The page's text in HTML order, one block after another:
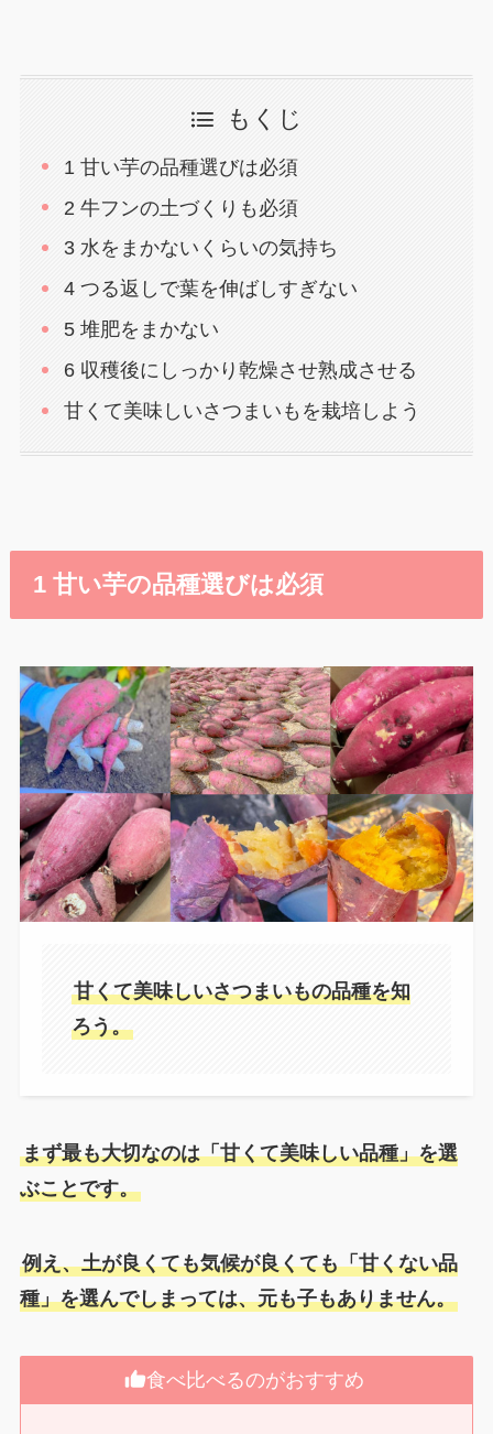
もくじ
1 甘い芋の品種選びは必須
2 牛フンの土づくりも必須
3 水をまかないくらいの気持ち
4 つる返しで葉を伸ばしすぎない
5 堆肥をまかない
6 収穫後にしっかり乾燥させ熟成させる
甘くて美味しいさつまいもを栽培しよう
1 甘い芋の品種選びは必須
甘くて美味しいさつまいもの品種を知
ろう。
まず最も大切なのは「甘くて美味しい品種」を選
ぶことです。
例え、土が良くても気候が良くても「甘くない品
種」を選んでしまっては、元も子もありません。
食べ比べるのがおすすめ